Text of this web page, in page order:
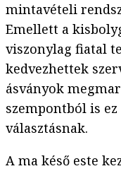
mintavételi
Emellett a
viszonylag fiatal
kedvezhettek
ásványok
szempontból is
választásnak.
A ma késő este